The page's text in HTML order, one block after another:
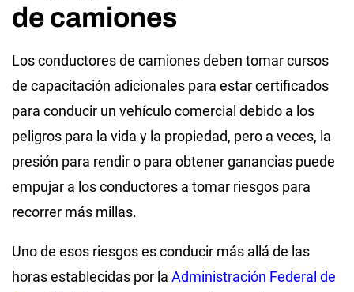
de camiones
Los conductores de camiones deben tomar cursos
de capacitación adicionales para estar certificados
para conducir un vehículo comercial debido a los
peligros para la vida y la propiedad, pero a veces, la
presión para rendir o para obtener ganancias puede
empujar a los conductores a tomar riesgos para
recorrer más millas.
Uno de esos riesgos es conducir más allá de las
horas establecidas por la Administración Federal de